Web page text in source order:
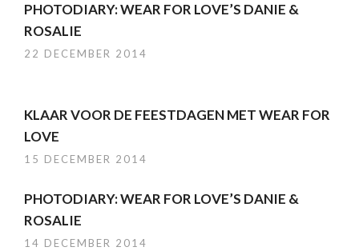
PHOTODIARY: WEAR FOR LOVE’S DANIE &
ROSALIE
22 DECEMBER 2014
KLAAR VOOR DE FEESTDAGEN MET WEAR FOR
LOVE
15 DECEMBER 2014
PHOTODIARY: WEAR FOR LOVE’S DANIE &
ROSALIE
14 DECEMBER 2014